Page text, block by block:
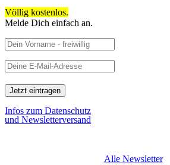
Völlig kostenlos.
Melde Dich einfach an.
Infos zum Datenschutz
und Newsletterversand
Alle Newsletter